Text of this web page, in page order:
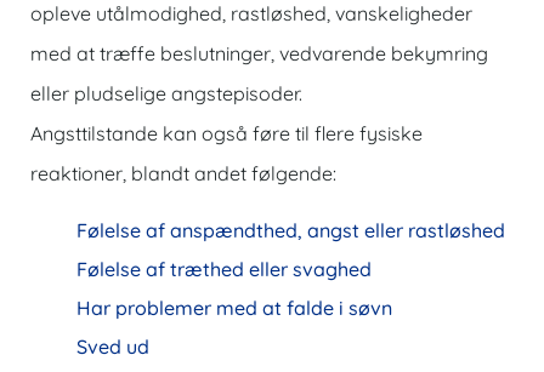
opleve utålmodighed, rastløshed, vanskeligheder
med at træffe beslutninger, vedvarende bekymring
eller pludselige angstepisoder.
Angsttilstande kan også føre til flere fysiske
reaktioner, blandt andet følgende:
Følelse af anspændthed, angst eller rastløshed
Følelse af træthed eller svaghed
Har problemer med at falde i søvn
Sved ud